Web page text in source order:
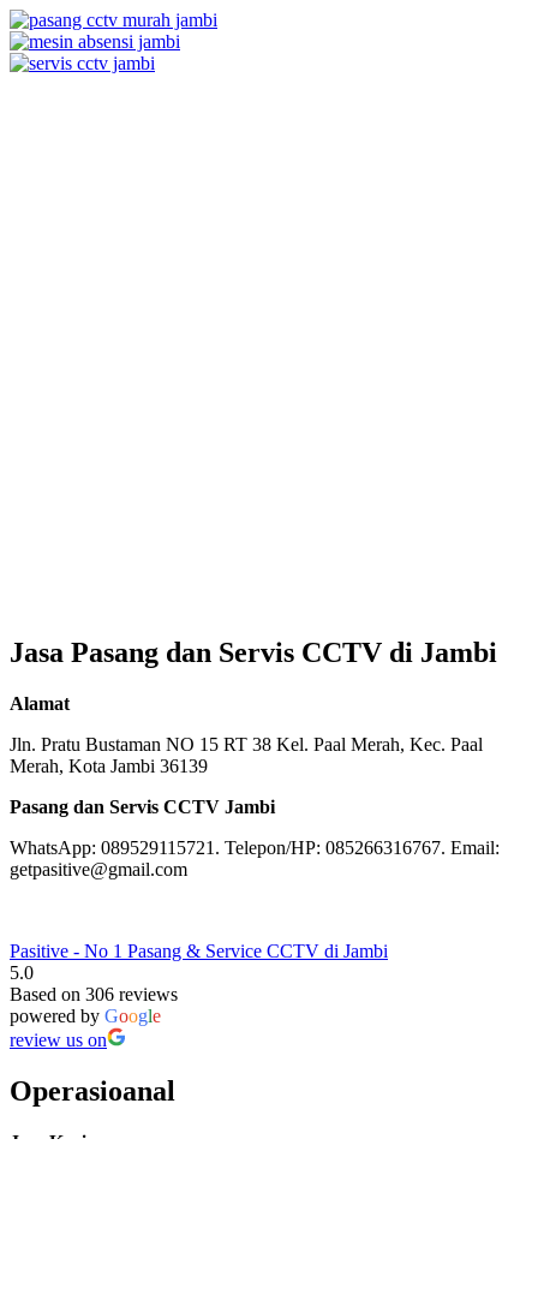
Jasa Pasang dan Servis CCTV di Jambi
Alamat
Jln. Pratu Bustaman NO 15 RT 38 Kel. Paal Merah, Kec. Paal
Merah, Kota Jambi 36139
Pasang dan Servis CCTV Jambi
WhatsApp: 089529115721. Telepon/HP: 085266316767. Email:
getpasitive@gmail.com
Pasitive - No 1 Pasang & Service CCTV di Jambi
5.0
Based on 306 reviews
powered by Google
review us on
Operasioanal
Jam Kerja